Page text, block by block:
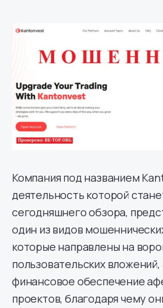
Компания под названием
деятельность которой
сегодняшнего обзора,
один из видов
которые направлены на
пользовательских вложений,
финансовое обеспечение
проектов, благодаря чему